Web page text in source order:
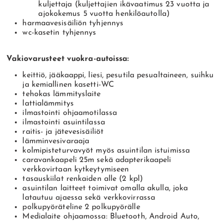
kuljettaja (kuljettajien ikävaatimus 23 vuotta ja
ajokokemus 5 vuotta henkilöautolla)
harmaavesisäiliön tyhjennys
wc-kasetin tyhjennys
Vakiovarusteet vuokra-autoissa:
keittiö, jääkaappi, liesi, pesutila pesualtaineen, suihku
ja kemiallinen kasetti-WC
tehokas lämmityslaite
lattialämmitys
ilmastointi ohjaamotilassa
ilmastointi asuintilassa
raitis- ja jätevesisäiliöt
lämminvesivaraaja
kolmipisteturvavyöt myös asuintilan istuimissa
caravankaapeli 25m sekä adapterikaapeli
verkkovirtaan kytkeytymiseen
tasauskiilat renkaiden alle (2 kpl)
asuintilan laitteet toimivat omalla akulla, joka
latautuu ajaessa sekä verkkovirrassa
polkupyöräteline 2 polkupyörälle
Medialaite ohjaamossa: Bluetooth, Android Auto,